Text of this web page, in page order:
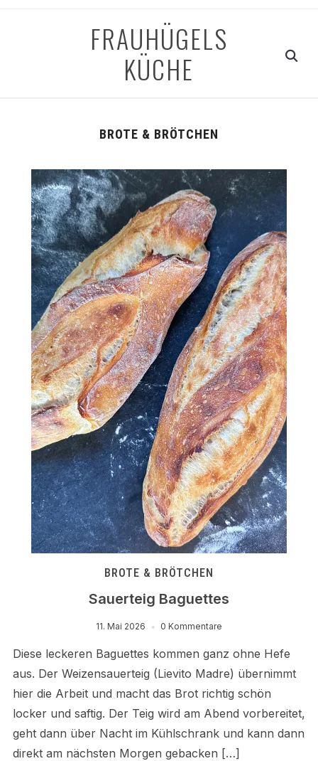
FRAUHÜGELS
KÜCHE
BROTE & BRÖTCHEN
BROTE & BRÖTCHEN
Sauerteig Baguettes
11. Mai 2026 0 Kommentare
Diese leckeren Baguettes kommen ganz ohne Hefe
aus. Der Weizensauerteig (Lievito Madre) übernimmt
hier die Arbeit und macht das Brot richtig schön
locker und saftig. Der Teig wird am Abend vorbereitet,
geht dann über Nacht im Kühlschrank und kann dann
direkt am nächsten Morgen gebacken […]